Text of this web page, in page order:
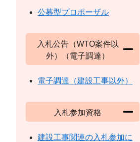
公募型プロポーザル
入札公告（WTO案件以
外）（電子調達）
電子調達（建設工事以外）
入札参加資格
建設工事関連の入札参加に